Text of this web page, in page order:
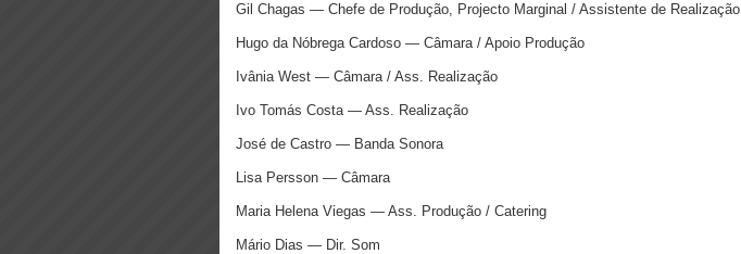
Gil Chagas — Chefe de Produção, Projecto Marginal / Assistente de Realização
Hugo da Nóbrega Cardoso — Câmara / Apoio Produção
Ivânia West — Câmara / Ass. Realização
Ivo Tomás Costa — Ass. Realização
José de Castro — Banda Sonora
Lisa Persson — Câmara
Maria Helena Viegas — Ass. Produção / Catering
Mário Dias — Dir. Som